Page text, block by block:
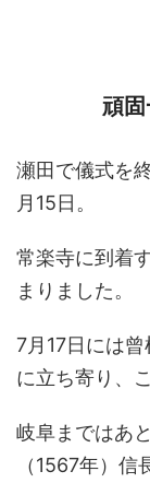
頑
瀬田で儀式を
月15日。
常楽寺に到着
まりました。
7月17日には曾
に立ち寄り、
岐阜まではあ
（1567年）